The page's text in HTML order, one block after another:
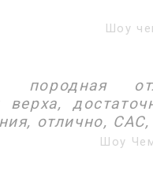
Шоу
породная
отлично,
Шоу